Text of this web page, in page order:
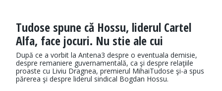
Tudose spune că Hossu, liderul Cartel
Alfa, face jocuri. Nu stie ale cui
După ce a vorbit la Antena3 despre o eventuala demisie,
despre remaniere guvernamentală, ca şi despre relaţiile
proaste cu Liviu Dragnea, premierul MihaiTudose şi-a spus
părerea şi despre liderul sindical Bogdan Hossu.